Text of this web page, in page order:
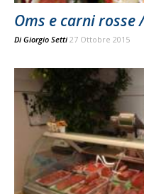
Oms e carni rosse
Di Giorgio Setti 27 Ottobre 2015